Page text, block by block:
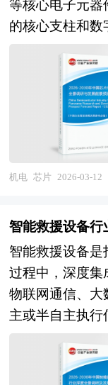
局与标准制定前
国在部分方向
赶；国际合作
能力。 本研究
撰写，在大量
国家统计局、
信息中心、国
以及原子级制造
资料。报告对我
展现状、子行业
了国内外原子级
业的发展挑战、
原子级制造行
面提供了参考
言，数控机床
益"、从"中低端
备"向"智能制造
将是核心技术
生态完善、国
解工业母机战
科学的发展策
战略意义。 本
领衔撰写，在大
经济信息中心、
署、全国商业
中国行业研究网
信息以及数控机
量资料。报告
了国内外数控
的发展挑战、
业的整体发展动
企业、经销商
投资者具有重
料行业发展规
的发展壮大有
机组；工作系
机组，分别承担
务；辅助设备
等，确保作业
集成自动化控
能化决策支持
预警与远程诊
作为油气工业
井、超深井及复
现87%大中型钻
12000米全井深
动、高移动拖挂
全球能源开发提
业研究报告主要
场结构、市场
需平衡等）、
等核心电子元器
的核心支柱和
EDA工具、IP
定律及超越摩
纳米级、原子
异构集成、新
展。作为典型
业链高度全球化
是大国博弈的焦
自主攻坚突破
与创新能力提升
已在消费电子
规模优势，华为
在全球市场份
FPGA、高端模
机电 芯片 2026-03-12
智能救援设备行
智能救援设备是
过程中，深度集
物联网通信、大
主或半自主执行
测及辅助决策
心特征在于突